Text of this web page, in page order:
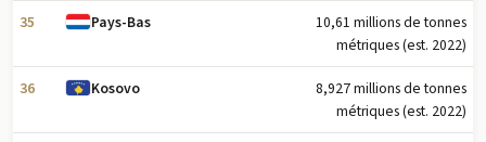
35 Pays-Bas
10,61 millions de tonnes
métriques (est. 2022)
36 Kosovo
8,927 millions de tonnes
métriques (est. 2022)